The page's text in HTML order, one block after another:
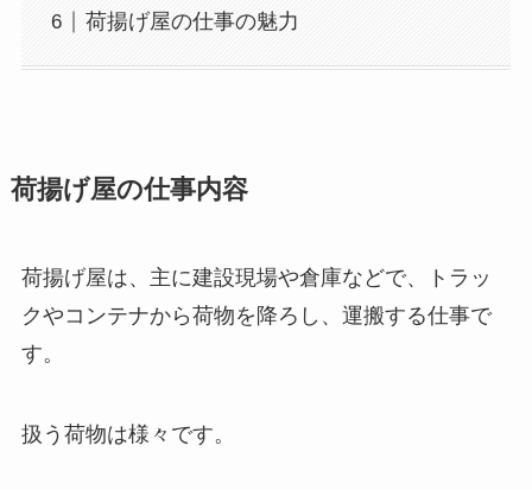
荷揚げ屋の仕事の魅力
荷揚げ屋の仕事内容
荷揚げ屋は、主に建設現場や倉庫などで、トラッ
クやコンテナから荷物を降ろし、運搬する仕事で
す。
扱う荷物は様々です。